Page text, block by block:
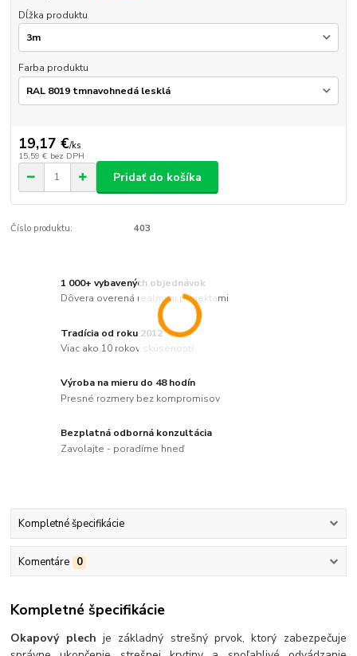
Dĺžka produktu
Farba produktu
19,17 €/ks
15,59 € bez DPH
Pridať do košíka
Číslo produktu: 403
1 000+ vybavených objednávok
Dôvera overená reálnymi projektami
Tradícia od roku 2012
Viac ako 10 rokov skúseností
Výroba na mieru do 48 hodín
Presné rozmery bez kompromisov
Bezplatná odborná konzultácia
Zavolajte - poradíme hneď
Kompletné špecifikácie
Komentáre 0
Kompletné špecifikácie
Okapový plech je základný strešný prvok, ktorý zabezpečuje